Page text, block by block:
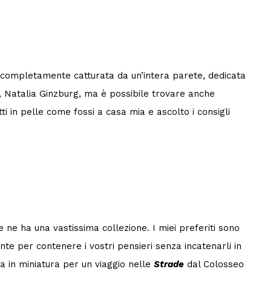
catturata da un’intera parete, dedicata
Ginzburg, ma è possibile trovare anche
in pelle come fossi a casa mia e ascolto i consigli
ha una vastissima collezione. I miei preferiti sono
per contenere i vostri pensieri senza incatenarli in
in miniatura per un viaggio nelle Strade dal Colosseo